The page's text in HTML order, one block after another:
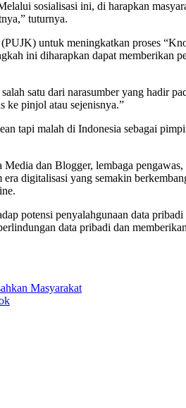
sosialisasi ini, di harapkan
tuturnya.
untuk meningkatkan proses
ini diharapkan dapat memberikan
satu dari narasumber yang hadir
ke pinjol atau sejenisnya.”
tapi malah di Indonesia sebagai
dan Blogger, lembaga
digitalisasi yang semakin
potensi penyalahgunaan data
data pribadi dan
Masyarakat